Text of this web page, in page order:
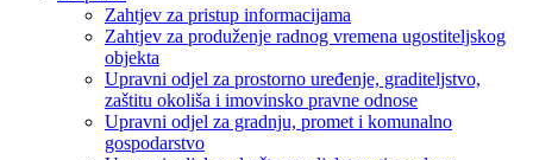
Zahtjev za pristup informacijama
Zahtjev za produženje radnog vremena ugostiteljskog
objekta
Upravni odjel za prostorno uređenje, graditeljstvo,
zaštitu okoliša i imovinsko pravne odnose
Upravni odjel za gradnju, promet i komunalno
gospodarstvo